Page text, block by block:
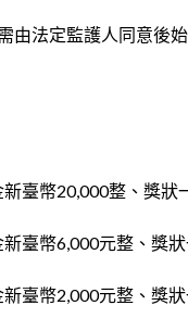
由法定監護人同意後
臺幣20,000整、獎狀
臺幣6,000元整、獎
臺幣2,000元整、獎